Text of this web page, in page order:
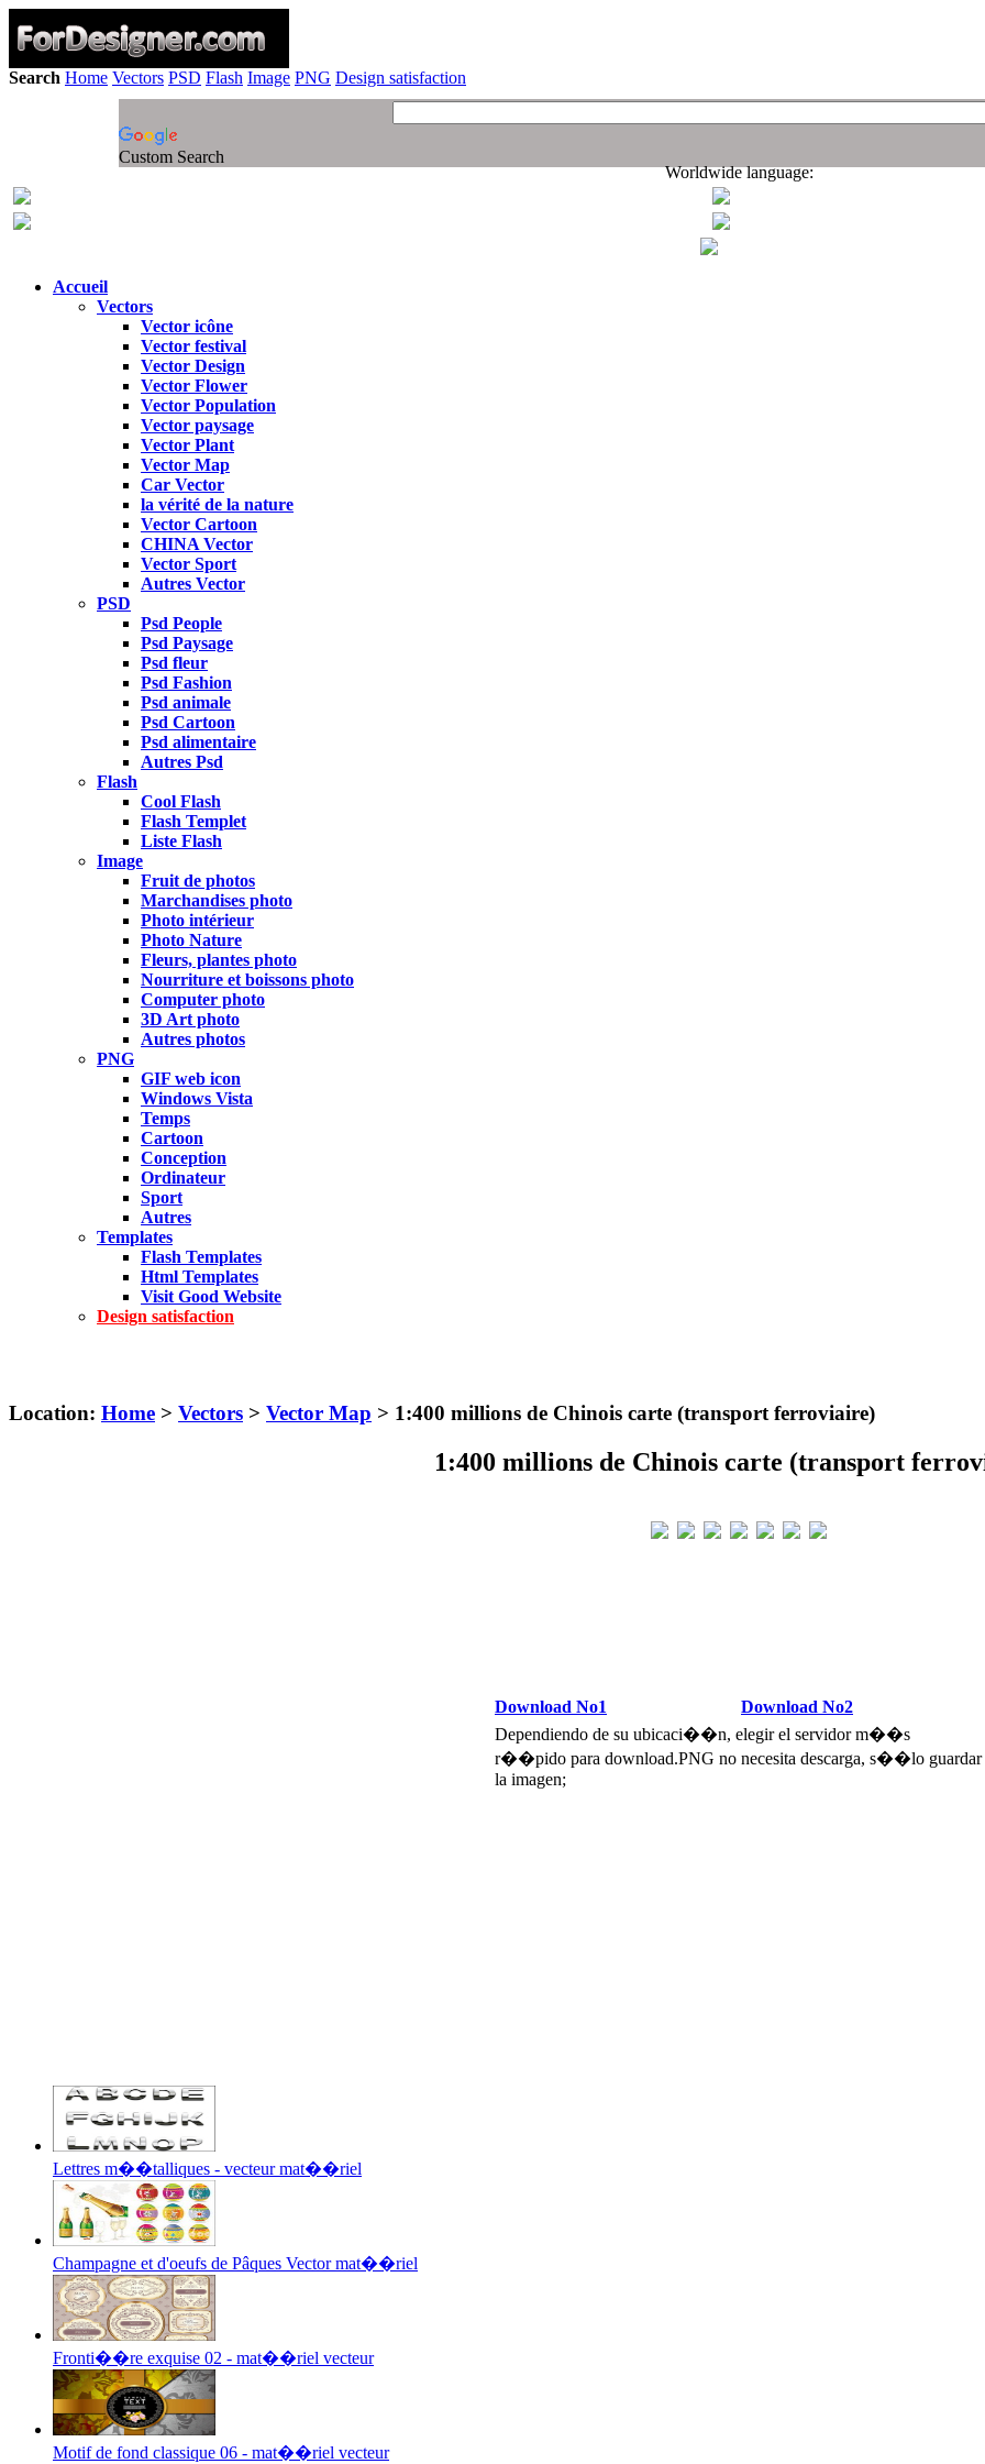
Search Home Vectors PSD Flash Image PNG Design satisfaction
Custom Search
Worldwide language:
Accueil
Vectors
Vector icône
Vector festival
Vector Design
Vector Flower
Vector Population
Vector paysage
Vector Plant
Vector Map
Car Vector
la vérité de la nature
Vector Cartoon
CHINA Vector
Vector Sport
Autres Vector
PSD
Psd People
Psd Paysage
Psd fleur
Psd Fashion
Psd animale
Psd Cartoon
Psd alimentaire
Autres Psd
Flash
Cool Flash
Flash Templet
Liste Flash
Image
Fruit de photos
Marchandises photo
Photo intérieur
Photo Nature
Fleurs, plantes photo
Nourriture et boissons photo
Computer photo
3D Art photo
Autres photos
PNG
GIF web icon
Windows Vista
Temps
Cartoon
Conception
Ordinateur
Sport
Autres
Templates
Flash Templates
Html Templates
Visit Good Website
Design satisfaction
Location: Home > Vectors > Vector Map > 1:400 millions de Chinois carte (transport ferroviaire)
1:400 millions de Chinois carte (transport
Download No1
Download No2
Dependiendo de su ubicaci��n, elegir el servidor m��s
r��pido para download.PNG no necesita descarga, s��lo guardar
la imagen;
Lettres m��talliques - vecteur mat��riel
Champagne et d'oeufs de Pâques Vector mat��riel
Fronti��re exquise 02 - mat��riel vecteur
Motif de fond classique 06 - mat��riel vecteur